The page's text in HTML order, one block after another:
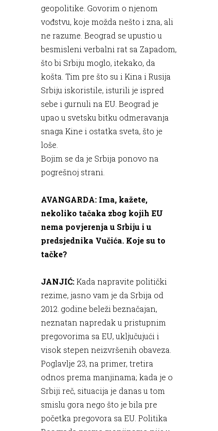
geopolitike. Govorim o njenom
vođstvu, koje možda nešto i zna, ali
ne razume. Beograd se upustio u
besmisleni verbalni rat sa Zapadom,
što bi Srbiju moglo, itekako, da
košta. Tim pre što su i Kina i Rusija
Srbiju iskoristile, isturili je ispred
sebe i gurnuli na EU. Beograd je
upao u svetsku bitku odmeravanja
snaga Kine i ostatka sveta, što je
loše.
Bojim se da je Srbija ponovo na
pogrešnoj strani.
AVANGARDA: Ima, kažete,
nekoliko tačaka zbog kojih EU
nema povjerenja u Srbiju i u
predsjednika Vučića. Koje su to
tačke?
JANJIĆ:Kada napravite politički
rezime, jasno vam je da Srbija od
2012. godine beleži beznačajan,
neznatan napredak u pristupnim
pregovorima sa EU, uključujući i
visok stepen neizvršenih obaveza.
Poglavlje 23, na primer, tretira
odnos prema manjinama; kada je o
Srbiji reč, situacija je danas u tom
smislu gora nego što je bila pre
početka pregovora sa EU. Politika